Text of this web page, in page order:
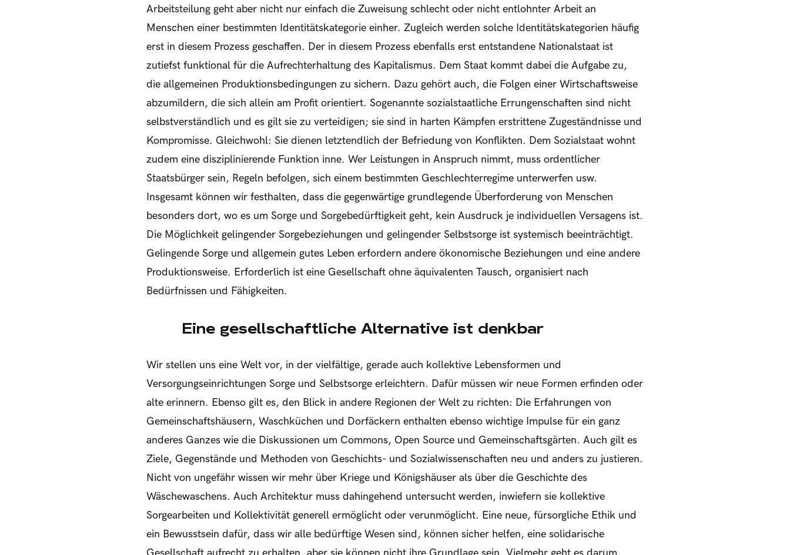
Arbeitsteilung geht aber nicht nur einfach die Zuweisung schlecht oder nicht entlohnter Arbeit an
Menschen einer bestimmten Identitätskategorie einher. Zugleich werden solche Identitätskategorien häufig
erst in diesem Prozess geschaffen. Der in diesem Prozess ebenfalls erst entstandene Nationalstaat ist
zutiefst funktional für die Aufrechterhaltung des Kapitalismus. Dem Staat kommt dabei die Aufgabe zu,
die allgemeinen Produktionsbedingungen zu sichern. Dazu gehört auch, die Folgen einer Wirtschaftsweise
abzumildern, die sich allein am Profit orientiert. Sogenannte sozialstaatliche Errungenschaften sind nicht
selbstverständlich und es gilt sie zu verteidigen; sie sind in harten Kämpfen erstrittene Zugeständnisse und
Kompromisse. Gleichwohl: Sie dienen letztendlich der Befriedung von Konflikten. Dem Sozialstaat wohnt
zudem eine disziplinierende Funktion inne. Wer Leistungen in Anspruch nimmt, muss ordentlicher
Staatsbürger sein, Regeln befolgen, sich einem bestimmten Geschlechterregime unterwerfen usw.
Insgesamt können wir festhalten, dass die gegenwärtige grundlegende Überforderung von Menschen
besonders dort, wo es um Sorge und Sorgebedürftigkeit geht, kein Ausdruck je individuellen Versagens ist.
Die Möglichkeit gelingender Sorgebeziehungen und gelingender Selbstsorge ist systemisch beeinträchtigt.
Gelingende Sorge und allgemein gutes Leben erfordern andere ökonomische Beziehungen und eine andere
Produktionsweise. Erforderlich ist eine Gesellschaft ohne äquivalenten Tausch, organisiert nach
Bedürfnissen und Fähigkeiten.
Eine gesellschaftliche Alternative ist denkbar
Wir stellen uns eine Welt vor, in der vielfältige, gerade auch kollektive Lebensformen und
Versorgungseinrichtungen Sorge und Selbstsorge erleichtern. Dafür müssen wir neue Formen erfinden oder
alte erinnern. Ebenso gilt es, den Blick in andere Regionen der Welt zu richten: Die Erfahrungen von
Gemeinschaftshäusern, Waschküchen und Dorfäckern enthalten ebenso wichtige Impulse für ein ganz
anderes Ganzes wie die Diskussionen um Commons, Open Source und Gemeinschaftsgärten. Auch gilt es
Ziele, Gegenstände und Methoden von Geschichts- und Sozialwissenschaften neu und anders zu justieren.
Nicht von ungefähr wissen wir mehr über Kriege und Königshäuser als über die Geschichte des
Wäschewaschens. Auch Architektur muss dahingehend untersucht werden, inwiefern sie kollektive
Sorgearbeiten und Kollektivität generell ermöglicht oder verunmöglicht. Eine neue, fürsorgliche Ethik und
ein Bewusstsein dafür, dass wir alle bedürftige Wesen sind, können sicher helfen, eine solidarische